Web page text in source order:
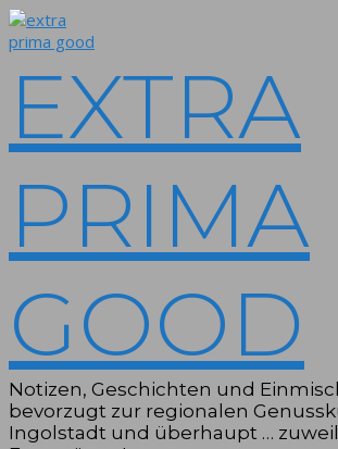
Skip
to
EXTRA
PRIMA
GOOD
Notizen, Geschichten und
bevorzugt zur regionalen
Ingolstadt und überhaupt …